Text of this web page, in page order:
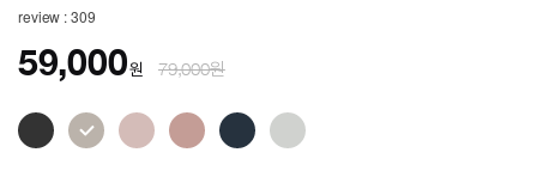
review : 309
59,000원 79,000원